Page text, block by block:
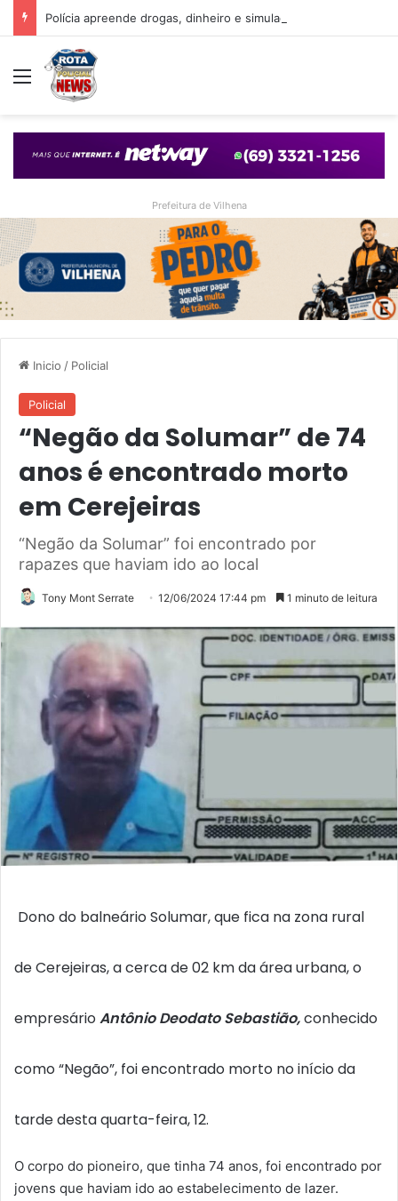
Menu
Prefeitura de Vilhena
Inicio / Policial
Policial
“Negão da Solumar” de 74
anos é encontrado morto
em Cerejeiras
“Negão da Solumar” foi encontrado por
rapazes que haviam ido ao local
Tony Mont Serrate 12/06/2024 17:44 pm 1 minuto de leitura
Dono do balneário Solumar, que fica na zona rural
de Cerejeiras, a cerca de 02 km da área urbana, o
empresárioAntônio Deodato Sebastião,conhecido
como “Negão”, foi encontrado morto no início da
tarde desta quarta-feira, 12.
O corpo do pioneiro, que tinha 74 anos, foi encontrado por
jovens que haviam ido ao estabelecimento de lazer.